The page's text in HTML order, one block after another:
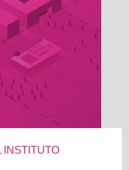
INSTITUTO